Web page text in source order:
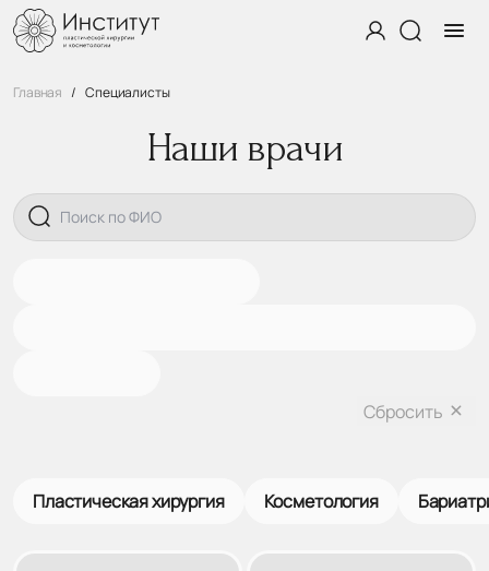
Главная Специалисты
Наши врачи
Сбросить
Пластическая хирургия Косметология